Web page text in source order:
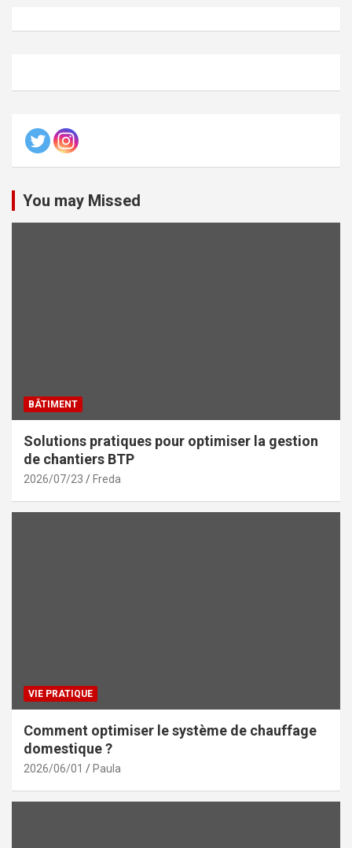
You may Missed
BÂTIMENT
Solutions pratiques pour optimiser la gestion
de chantiers BTP
2026/07/23 Freda
VIE PRATIQUE
Comment optimiser le système de chauffage
domestique ?
2026/06/01 Paula